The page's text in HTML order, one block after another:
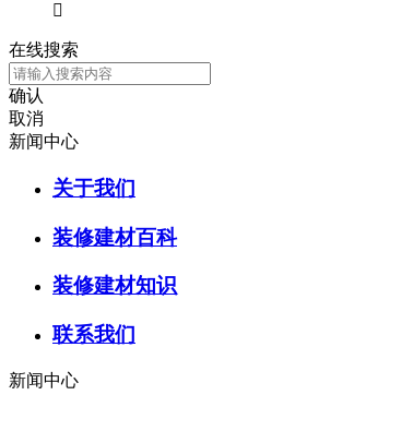

在线搜索
确认
取消
新闻中心
关于我们
装修建材百科
装修建材知识
联系我们
新闻中心